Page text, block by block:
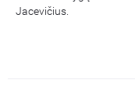
Jacevičius.